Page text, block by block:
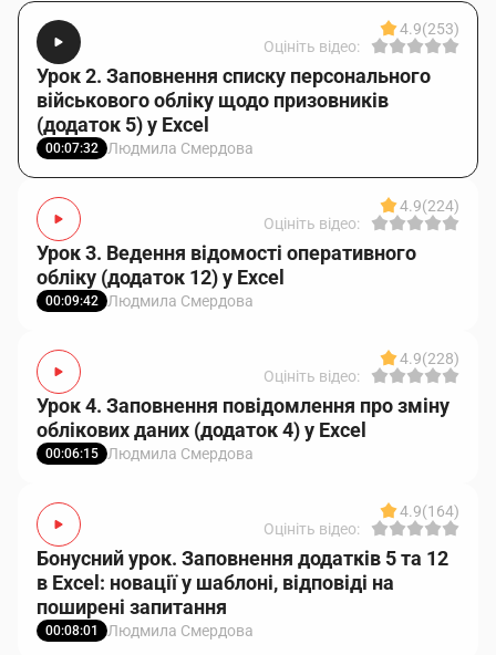
4.9(253)
Оцініть відео:
Урок 2. Заповнення списку персонального
військового обліку щодо призовників
(додаток 5) у Excel
00:07:32 Людмила Смердова
4.9(224)
Оцініть відео:
Урок 3. Ведення відомості оперативного
обліку (додаток 12) у Excel
00:09:42 Людмила Смердова
4.9(228)
Оцініть відео:
Урок 4. Заповнення повідомлення про зміну
облікових даних (додаток 4) у Excel
00:06:15 Людмила Смердова
4.9(164)
Оцініть відео:
Бонусний урок. Заповнення додатків 5 та 12
в Excel: новації у шаблоні, відповіді на
поширені запитання
00:08:01 Людмила Смердова